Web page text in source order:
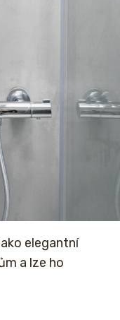
elegantní
a lze ho